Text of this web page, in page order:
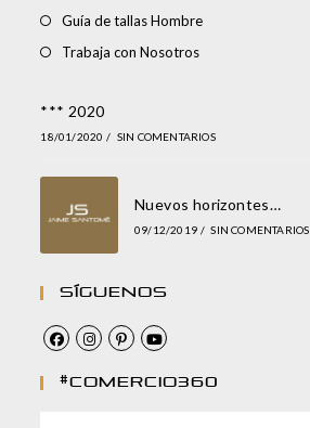
Guía de tallas Hombre
Trabaja con Nosotros
*** 2020
18/01/2020 / SIN COMENTARIOS
Nuevos horizontes…
09/12/2019 / SIN COMENTARIOS
Síguenos
#comercio360